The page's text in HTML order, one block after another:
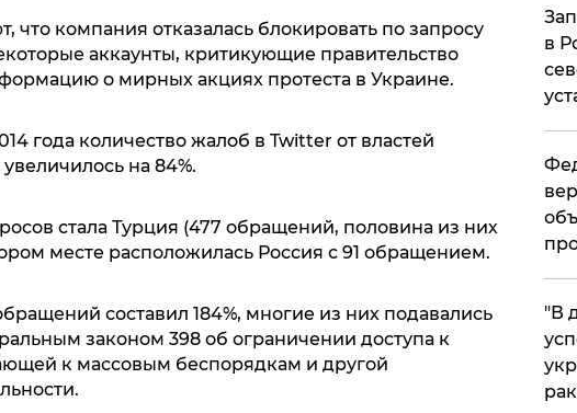
что компания отказалась блокировать по запросу
аккаунты, критикующие правительство
о мирных акциях протеста в Украине.
года количество жалоб в Twitter от властей
на 84%.
стала Турция (477 обращений, половина из них
месте расположилась Россия с 91 обращением.
составил 184%, многие из них подавались
законом 398 об ограничении доступа к
к массовым беспорядкам и другой
в
​"В